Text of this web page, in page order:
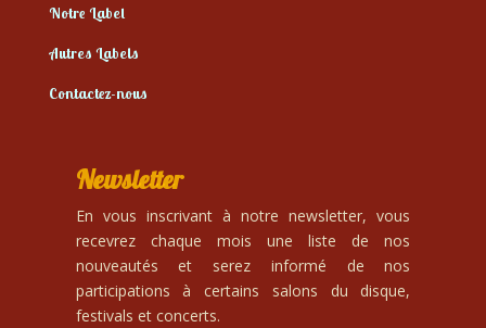
Notre Label
Autres Labels
Contactez-nous
Newsletter
En vous inscrivant à notre newsletter, vous
recevrez chaque mois une liste de nos
nouveautés et serez informé de nos
participations à certains salons du disque,
festivals et concerts.